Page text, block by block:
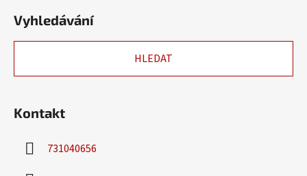
u
Vyhledávání
HLEDAT
Kontakt
731040656